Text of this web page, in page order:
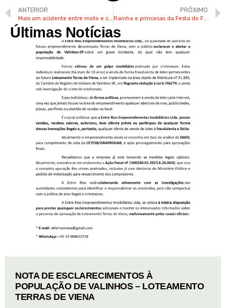
ANTERIOR
Mais um acidente entre moto e carro é registrado em ponto crítico da Invernada em Valinhos
PRÓXIMO
Rainha e princesas da Festa do Figo de Valinhos são eleitas em baile de coroação
Últimas Notícias
NOTA DE ESCLARECIMENTOS À
POPULAÇÃO DE VALINHOS – LOTEAMENTO
TERRAS DE VIENA